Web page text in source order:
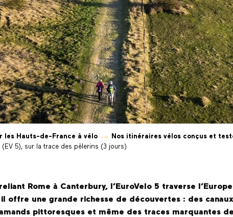
les Hauts-de-France à vélo
Nos itinéraires vélos conçus et
5), sur la trace des pèlerins (3 jours)
Rome à Canterbury, l’EuroVelo 5 traverse
offre une grande richesse de découvertes : des
pittoresques et même des traces marquantes